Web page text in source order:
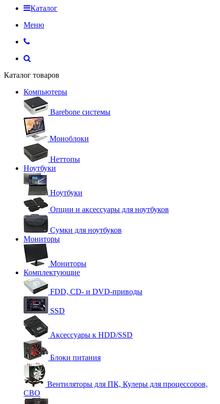
Каталог
Меню
Каталог товаров
Компьютеры
Barebone системы
Моноблоки
Неттопы
Ноутбуки
Ноутбуки
Опции и аксессуары для ноутбуков
Сумки для ноутбуков
Мониторы
Мониторы
Комплектующие
FDD, CD- и DVD-приводы
SSD
Аксессуары к HDD/SSD
Блоки питания
Вентиляторы для ПК, Кулеры для процессоров,
СВО